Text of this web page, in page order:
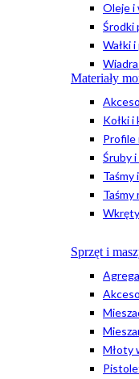
Oleje i
Środki
Wałki
Materiały
Kołki
Profile
Śruby
Taśmy
Wkręty
Sprzęt i
Młoty